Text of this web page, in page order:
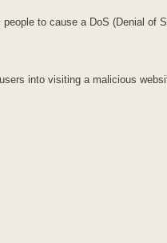
to cause a DoS (Denial of
into visiting a malicious